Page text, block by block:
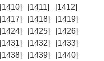
[1410] [1411]
[1412]
[1417] [1418]
[1419]
[1424] [1425]
[1426]
[1431] [1432]
[1433]
[1438] [1439]
[1440]